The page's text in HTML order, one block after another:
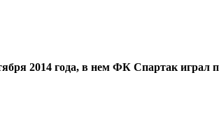
2014 года, в нем ФК Спартак играл